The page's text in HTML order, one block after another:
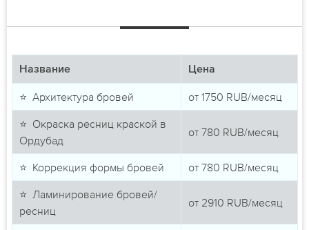
Название Цена
⭐ Архитектура бровей от 1750 RUB/месяц
⭐ Окраска ресниц краской в
Ордубад
от 780 RUB/месяц
⭐ Коррекция формы бровей от 780 RUB/месяц
⭐ Ламинирование бровей/
ресниц
от 2910 RUB/месяц